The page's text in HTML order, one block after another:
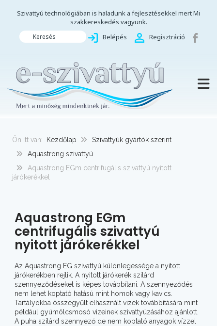
Szivattyú technológiában is haladunk a fejlesztésekkel mert Mi
szakkereskedés vagyunk.
Keresés Belépés Regisztráció
Ön itt van: Kezdőlap
Szivattyúk gyártók szerint
Aquastrong szivattyú
Aquastrong EGm centrifugális szivattyú nyitott
járókerékkel
Aquastrong EGm
centrifugális szivattyú
nyitott járókerékkel
Az Aquastrong EG szivattyú különlegessége a nyitott
járókerékben rejlik. A nyitott járókerék szilárd
szennyeződéseket is képes továbbítani. A szennyeződés
nem lehet koptató hatású mint homok vagy kavics.
Tartályokba összegyűlt elhasznált vizek továbbítására mint
például gyümölcsmosó vizeinek szivattyúzásához ajánlott.
A puha szilárd szennyező de nem koptató anyagok vízzel